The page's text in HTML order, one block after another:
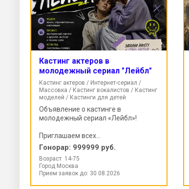
Кастинг актеров в
молодежный сериал "Лейбл"
Кастинг актеров / Интернет-сериал /
Массовка / Кастинг вокалистов / Кастинг
моделей / Кастинги для детей
Объявление о кастинге в
молодежный сериал «Лейбл»!
Приглашаем всех...
Гонорар: 999999 руб.
Возраст 14-75
Город Москва
Прием заявок до: 30.08.2026